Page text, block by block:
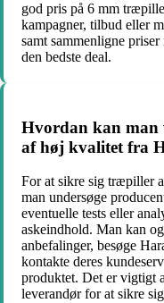
god pris på 6 mm
kampagner, tilbud eller
samt sammenligne
den bedste deal.
Hvordan kan
af høj kvalitet fra
For at sikre sig træpiller
man undersøge
eventuelle tests eller
askeindhold. Man kan
anbefalinger, besøge
kontakte deres
produktet. Det er vigtigt
leverandør for at sikre